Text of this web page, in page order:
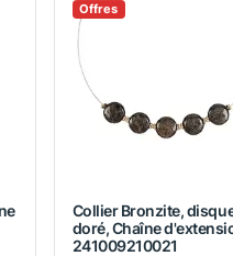
Offres
Collier Bronzite,
doré, Chaîne
241009210021